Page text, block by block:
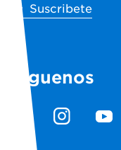
Suscribete
Síguenos